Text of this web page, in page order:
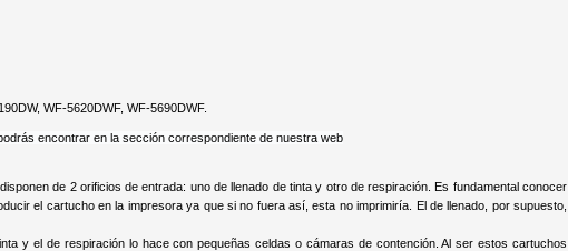
WF-5620DWF, WF-5690DWF.
encontrar en la sección correspondiente de nuestra web
de 2 orificios de entrada: uno de llenado de tinta y otro de respiración. Es fundamental conocer
el cartucho en la impresora ya que si no fuera así, esta no imprimiría. El de llenado, por supuesto,
y el de respiración lo hace con pequeñas celdas o cámaras de contención. Al ser estos cartuchos